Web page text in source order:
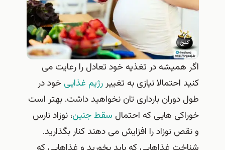
اگر همیشه در تغذیه خود تعادل را رعایت می
کنید احتمالا نیازی به تغییررژیم غذاییخود در
طول دوران بارداری تان نخواهید داشت. بهتر است
خوراکی هایی که احتمالسقط جنین ، نوزاد نارس
و نقص نوزاد را افزایش می دهند کنار بگذارید.